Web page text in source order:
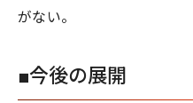
がない。
■今後の展開